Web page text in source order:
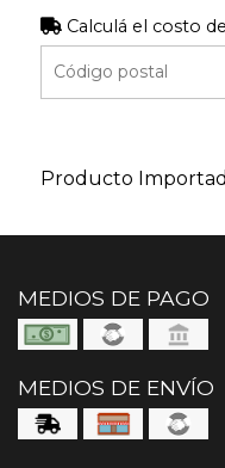
Calculá el costo
Producto
MEDIOS DE PAGO
MEDIOS DE ENVÍO